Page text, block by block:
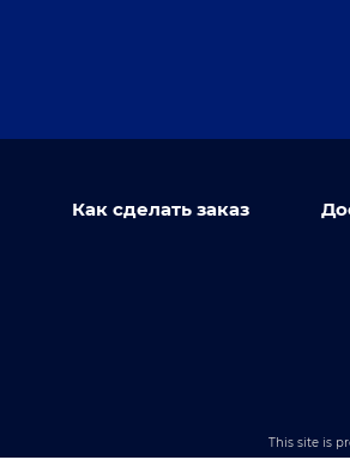
Как сделать заказ
This site is